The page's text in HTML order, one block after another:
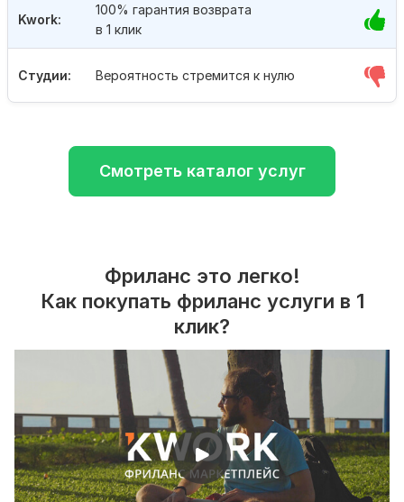
Студии: Вероятность стремится к нулю
Kwork:
100% гарантия возврата
в 1 клик
Смотреть каталог услуг
Фриланс это легко!
Как покупать фриланс услуги в 1
клик?